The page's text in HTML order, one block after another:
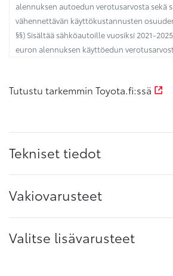
alennuksen autoedun verotusarvosta sekä
vähennettävän käyttökustannusten
§§) Sisältää sähköautoille vuosiksi 2021-
euron alennuksen käyttöedun
Tutustu tarkemmin Toyota.fi:ssä
Tekniset tiedot
Vakiovarusteet
Valitse lisävarusteet